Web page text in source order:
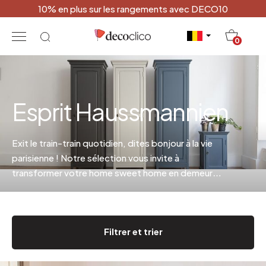
10% en plus sur les rangements avec DECO10
0
Esprit Haussmannien
Exit le train-train quotidien, dites bonjour à la vie
parisienne ! Notre sélection vous invite à
transformer votre home sweet home en demeure
Filtrer et trier